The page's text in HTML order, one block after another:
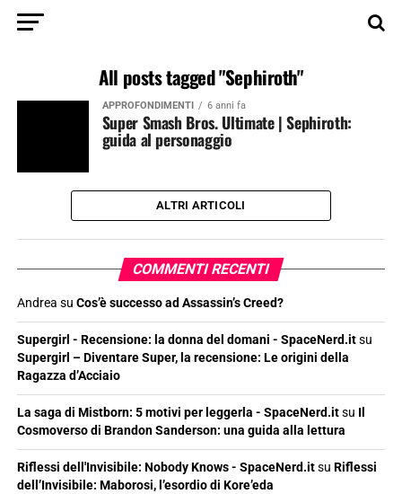
All posts tagged "Sephiroth"
APPROFONDIMENTI 6 anni fa
Super Smash Bros. Ultimate | Sephiroth:
guida al personaggio
ALTRI ARTICOLI
COMMENTI RECENTI
Andrea su Cos’è successo ad Assassin’s Creed?
Supergirl - Recensione: la donna del domani - SpaceNerd.itsu
Supergirl – Diventare Super, la recensione: Le origini della
Ragazza d’Acciaio
La saga di Mistborn: 5 motivi per leggerla - SpaceNerd.itsu Il
Cosmoverso di Brandon Sanderson: una guida alla lettura
Riflessi dell'Invisibile: Nobody Knows - SpaceNerd.itsu Riflessi
dell’Invisibile: Maborosi, l’esordio di Kore’eda